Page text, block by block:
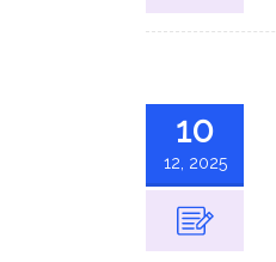
10
12, 2025